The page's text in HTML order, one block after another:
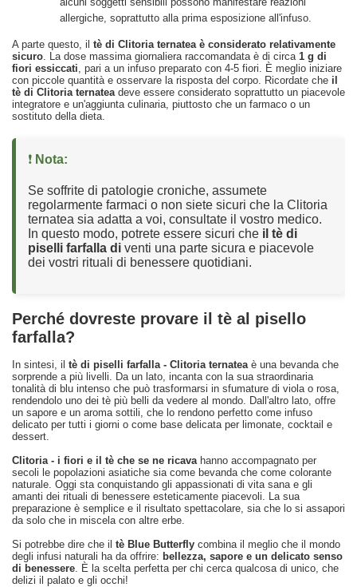
allergiche, soprattutto alla prima esposizione all'infuso.
A parte questo, il tè di Clitoria ternatea è considerato relativamente
sicuro . La dose massima giornaliera raccomandata è di circa 1 g di
fiori essiccati , pari a un infuso preparato con 4-5 fiori. È meglio iniziare
con piccole quantità e osservare la risposta del corpo. Ricordate che il
tè di Clitoria ternatea deve essere considerato soprattutto un piacevole
integratore e un'aggiunta culinaria, piuttosto che un farmaco o un
sostituto della dieta.
❗ Nota:
Se soffrite di patologie croniche, assumete
regolarmente farmaci o non siete sicuri che la Clitoria
ternatea sia adatta a voi, consultate il vostro medico.
In questo modo, potrete essere sicuri che il tè di
piselli farfalla di venti una parte sicura e piacevole
dei vostri rituali di benessere quotidiani.
Perché dovreste provare il tè al pisello
farfalla?
In sintesi, il tè di piselli farfalla - Clitoria ternatea è una bevanda che
sorprende a più livelli. Da un lato, incanta con la sua straordinaria
tonalità di blu intenso che può trasformarsi in sfumature di viola o rosa,
rendendolo uno dei tè più belli da vedere al mondo. Dall'altro lato, offre
un sapore e un aroma sottili, che lo rendono perfetto come infuso
delicato per tutti i giorni o come base delicata per limonate, cocktail e
dessert.
Clitoria - i fiori e il tè che se ne ricava hanno accompagnato per
secoli le popolazioni asiatiche sia come bevanda che come colorante
naturale. Oggi sta conquistando gli appassionati di vita sana e gli
amanti dei rituali di benessere esteticamente piacevoli. La sua
preparazione è semplice e il risultato spettacolare, sia che lo si assapori
da solo che in miscela con altre erbe.
Si potrebbe dire che il tè Blue Butterfly combina il meglio che il mondo
degli infusi naturali ha da offrire: bellezza, sapore e un delicato senso
di benessere . È la scelta perfetta per chi cerca qualcosa di unico, che
delizi il palato e gli occhi!